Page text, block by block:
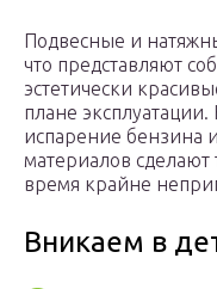
Подвесные и
что представляют
эстетически
плане
испарение бензина
материалов сделают
время крайне
Вникаем в